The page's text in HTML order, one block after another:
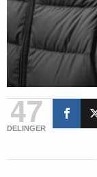
47
DELINGER